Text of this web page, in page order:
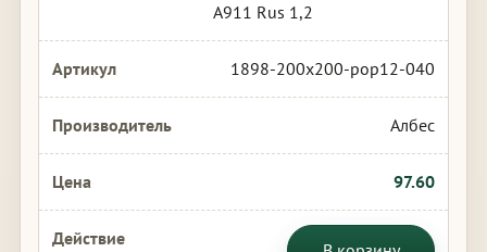
А911 Rus 1,2
1898-200x200-pop12-040
Албес
97.60